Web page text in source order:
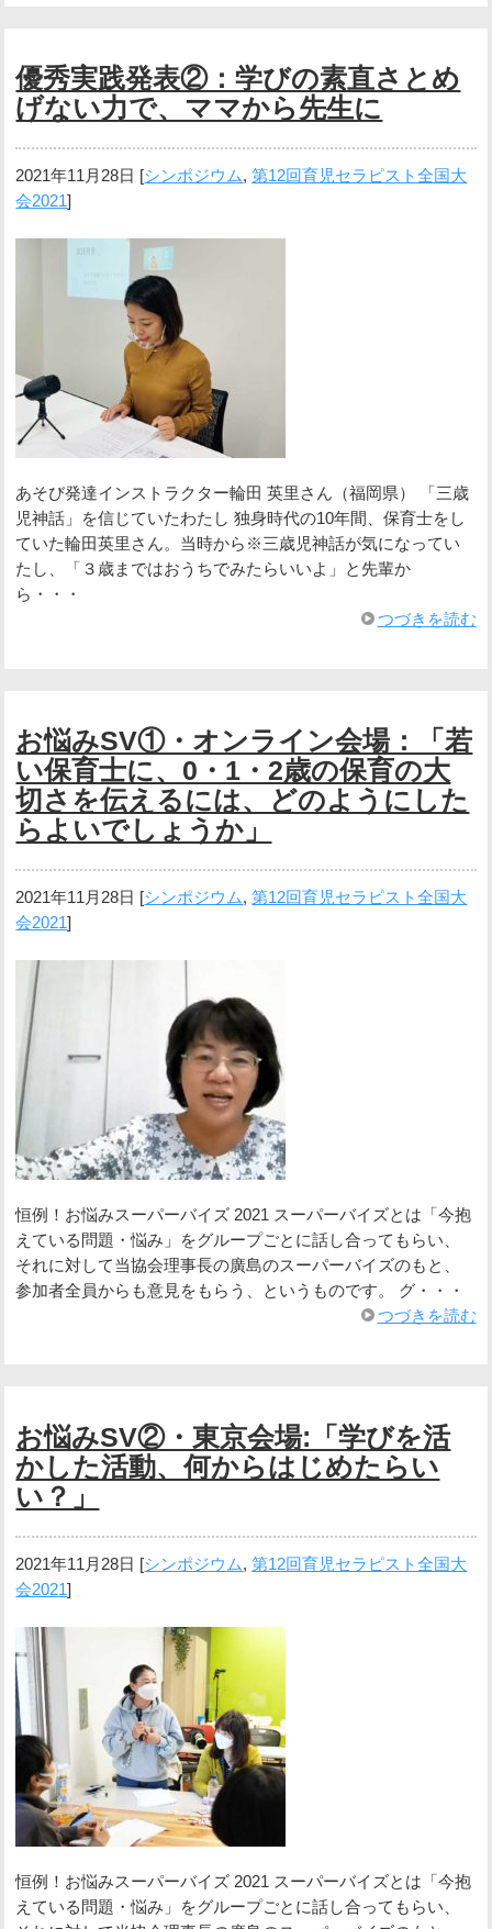
優秀実践発表②：学びの素直さとめ
げない力で、ママから先生に
2021年11月28日 [シンポジウム,第12回育児セラピスト全国大
会2021]
あそび発達インストラクター輪田 英里さん（福岡県） 「三歳
児神話」を信じていたわたし 独身時代の10年間、保育士をし
ていた輪田英里さん。当時から※三歳児神話が気になってい
たし、「３歳まではおうちでみたらいいよ」と先輩か
ら・・・
つづきを読む
お悩みSV①・オンライン会場：「若
い保育士に、0・1・2歳の保育の大
切さを伝えるには、どのようにした
らよいでしょうか」
2021年11月28日 [シンポジウム,第12回育児セラピスト全国大
会2021]
恒例！お悩みスーパーバイズ 2021 スーパーバイズとは「今抱
えている問題・悩み」をグループごとに話し合ってもらい、
それに対して当協会理事長の廣島のスーパーバイズのもと、
参加者全員からも意見をもらう、というものです。 グ・・・
つづきを読む
お悩みSV②・東京会場:「学びを活
かした活動、何からはじめたらい
い？」
2021年11月28日 [シンポジウム,第12回育児セラピスト全国大
会2021]
恒例！お悩みスーパーバイズ 2021 スーパーバイズとは「今抱
えている問題・悩み」をグループごとに話し合ってもらい、